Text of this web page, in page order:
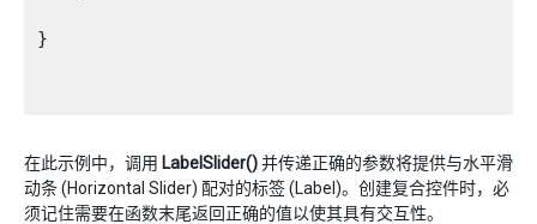
}
在此示例中，调用 LabelSlider()并传递正确的参数将提供与水平滑
动条 (Horizontal Slider) 配对的标签 (Label)。创建复合控件时，必
须记住需要在函数末尾返回正确的值以使其具有交互性。